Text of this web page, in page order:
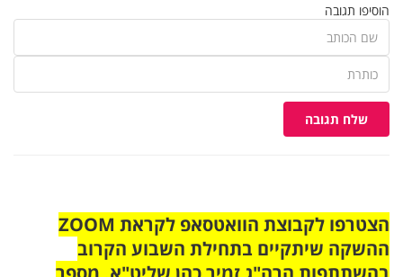
הוסיפו תגובה
שלח תגובה
הצטרפו לקבוצת הוואטסאפ לקראת ZOOM
ההשקה שיתקיים בתחילת השבוע הקרוב